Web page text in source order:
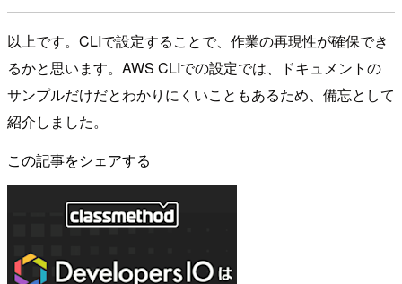
以上です。CLIで設定することで、作業の再現性が確保でき
るかと思います。AWS CLIでの設定では、ドキュメントの
サンプルだけだとわかりにくいこともあるため、備忘として
紹介しました。
この記事をシェアする